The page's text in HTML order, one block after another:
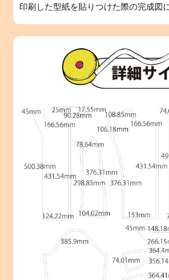
印刷した型紙を貼りつけた際の完成図